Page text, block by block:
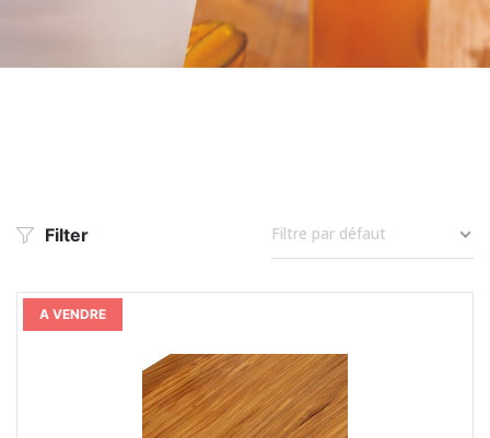
info@drcproductsportail.com
Filter Filtre par défaut
A VENDRE